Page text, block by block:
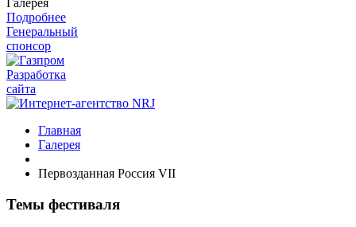
Галерея
Подробнее
Генеральный
спонсор
Разработка
сайта
Главная
Галерея
Первозданная Россия VII
Темы фестиваля